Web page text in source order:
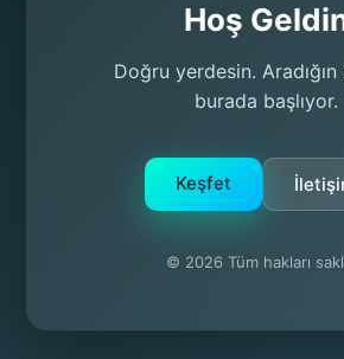
Hoş
Doğru yerdesin.
burada başlıyor.
Keşfet
© 2026 Tüm hakları